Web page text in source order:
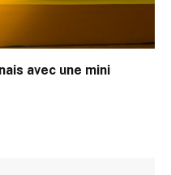
avec une mini